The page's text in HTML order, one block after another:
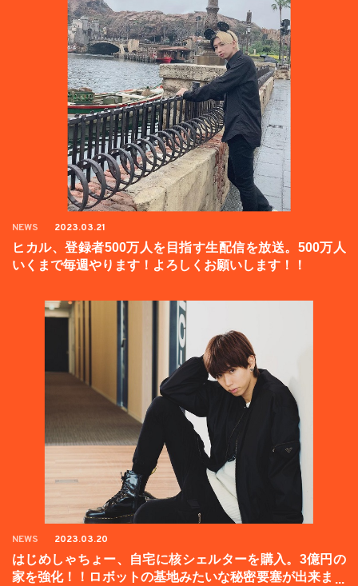
NEWS 2023.03.21
ヒカル、登録者500万人を目指す生配信を放送。500万人
いくまで毎週やります！よろしくお願いします！！
NEWS 2023.03.20
はじめしゃちょー、自宅に核シェルターを購入。3億円の
家を強化！！ロボットの基地みたいな秘密要塞が出来まし